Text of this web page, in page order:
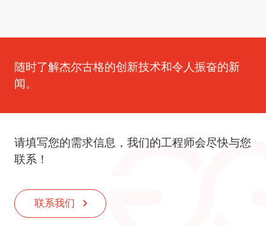
随时了解杰尔古格的创新技术和令人振奋的新
闻。
请填写您的需求信息，我们的工程师会尽快与您
联系！
联系我们